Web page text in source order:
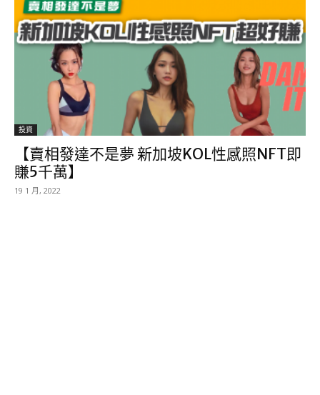
投資
【賣相發達不是夢 新加坡KOL性感照NFT即
賺5千萬】
19 1 月, 2022